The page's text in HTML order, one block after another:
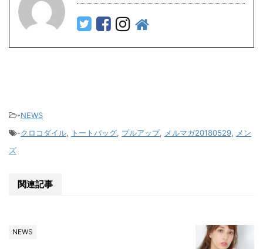
-NEWS
-クロコダイル, トートバッグ, プルアップ, メルマガ20180529, メン
ズ
関連記事
NEWS